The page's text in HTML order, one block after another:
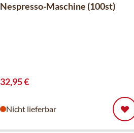
Nespresso-Maschine (100st)
32,95 €
Nicht lieferbar